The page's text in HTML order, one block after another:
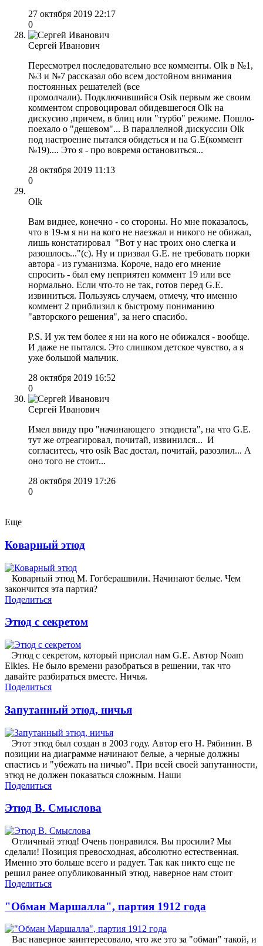
27 октября 2019 22:17
0
Сергей Иванович
Пересмотрел последовательно все комменты. Olk в №1,
№3 и №7 рассказал обо всем достойном внимания
постоянных решателей (все
промолчали). Подключившийся Оsik первым же своим
комментом спровоцировал обидевшегося Olk на
дискусию ,причем, в блиц или "турбо" режиме. Пошло-
поехало о "дешевом"... В параллелной дискуссии Olk
под настроение пытался обидеться и на G.E(коммент
№19).... Это я - про вовремя остановиться...
28 октября 2019 11:13
0
Olk
Вам виднее, конечно - со стороны. Но мне показалось,
что в 19-м я ни на кого не наезжал и никого не обижал,
лишь констатировал "Вот у нас троих оно слегка и
разошлось..."(с). Ну и призвал G.E. не требовать порки
автора - из гуманизма. Короче, надо его мнение
спросить - был ему неприятен коммент 19 или все
нормально. Если что-то не так, готов перед G.E.
извиниться. Пользуясь случаем, отмечу, что именно
коммент 2 приблизил к быстрому пониманию
"авторского решения", за него спасибо.
P.S. И уж тем более я ни на кого не обижался - вообще.
И даже не пытался. Это слишком детское чувство, а я
уже большой мальчик.
28 октября 2019 16:52
0
Сергей Иванович
Имел ввиду про "начинающего этюдиста", на что G.E.
тут же отреагировал, почитай, извинился... И
согласитесь, что osik Вас достал, почитай, разозлил... А
оно того не стоит...
28 октября 2019 17:26
0
Еще
Коварный этюд
Коварный этюд М. Гогберашвили. Начинают белые. Чем
закончится эта партия?
Поделиться
Этюд с секретом
Этюд с секретом, который прислал нам G.E. Автор Noam
Elkies. Не было времени разобраться в решении, так что
давайте разбираться вместе. Ничья.
Поделиться
Запутанный этюд, ничья
Этот этюд был создан в 2003 году. Автор его Н. Рябинин. В
позиции на диаграмме начинают белые, а черные должны
спастись и "убежать на ничью". При всей своей запутанности,
этюд не должен показаться сложным. Наши
Поделиться
Этюд В. Смыслова
Отличный этюд! Очень понравился. Вы просили? Мы
сделали! Позиция превосходная, абсолютно естественная.
Именно это больше всего и радует. Так как никто еще не
решил ранее опубликованный этюд, наверное нам стоит
Поделиться
"Обман Маршалла", партия 1912 года
Вас наверное заинтересовало, что же это за "обман" такой, и